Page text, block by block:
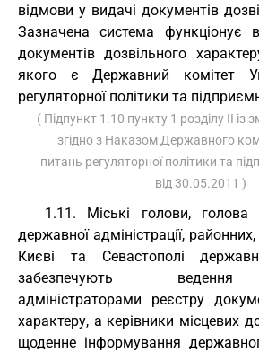
відмови у видачі документів
Зазначена система функціонує
документів дозвільного
якого є Державний комітет
регуляторної політики та
( Підпункт 1.10 пункту 1 розділу II із
згідно з Наказом Державного
питань регуляторної політики та
від 30.05.2011 )
1.11. Міські голови, голова
державної адміністрації,
Києві та Севастополі
забезпечують
адміністраторами реєстру
характеру, а керівники місцевих
щоденне інформування